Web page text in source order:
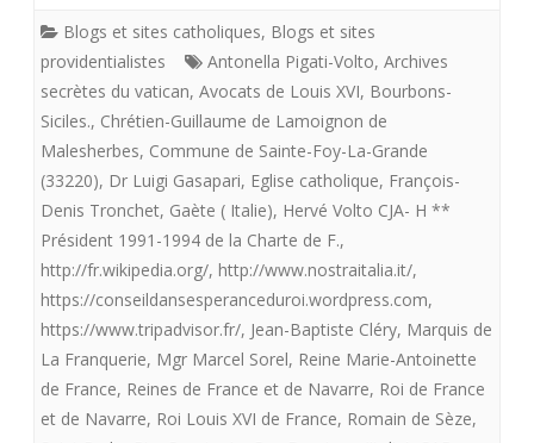
Le
testament
de
Louis
(
Seconde
mise
en
Blogs et sites catholiques, Blogs et sites
providentialistes
Antonella Pigati-Volto, Archives
secrètes du vatican, Avocats de Louis XVI, Bourbons-
Siciles., Chrétien-Guillaume de Lamoignon de
Malesherbes, Commune de Sainte-Foy-La-Grande
(33220), Dr Luigi Gasapari, Eglise catholique, François-
Denis Tronchet, Gaète ( Italie), Hervé Volto CJA- H **
Président 1991-1994 de la Charte de F.,
http://fr.wikipedia.org/, http://www.nostraitalia.it/,
https://conseildansesperanceduroi.wordpress.com,
https://www.tripadvisor.fr/, Jean-Baptiste Cléry, Marquis de
La Franquerie, Mgr Marcel Sorel, Reine Marie-Antoinette
de France, Reines de France et de Navarre, Roi de France
et de Navarre, Roi Louis XVI de France, Romain de Sèze,